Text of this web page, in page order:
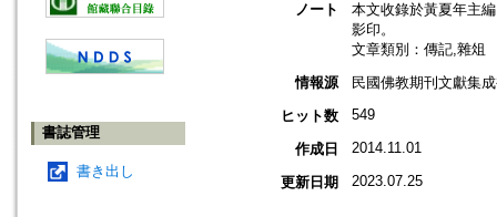
書誌管理
書き出し
ノート
本文收錄於黃夏年主
影印。
文章類別：傳記,雜俎
情報源
民國佛教期刊文獻集
ヒット数
549
作成日 2014.11.01
更新日期 2023.07.25